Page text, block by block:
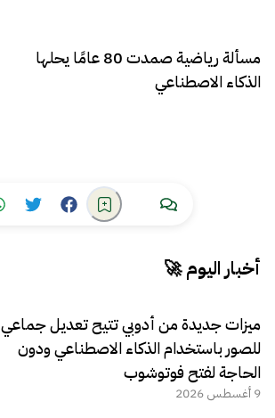
مسألة رياضية صمدت 80 عامًا يحلها
الذكاء الاصطناعي
أخبار اليوم 🚀
ميزات جديدة من أدوبي تتيح تعديل جماعي
للصور باستخدام الذكاء الاصطناعي ودون
الحاجة لفتح فوتوشوب
9 أغسطس 2026